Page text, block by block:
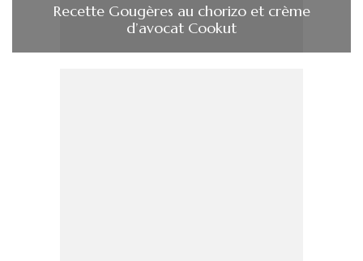
Recette Gougères au chorizo et crème
d’avocat Cookut